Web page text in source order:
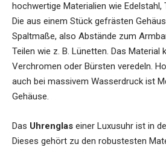
hochwertige Materialien wie Edelstahl,
Die aus einem Stück gefrästen
Spaltmaße, also Abstände zum
Teilen wie z. B. Lünetten. Das Material
Verchromen oder Bürsten veredeln.
auch bei massivem Wasserdruck ist
Gehäuse.
Das Uhrenglas einer Luxusuhr ist in
Dieses gehört zu den robustesten